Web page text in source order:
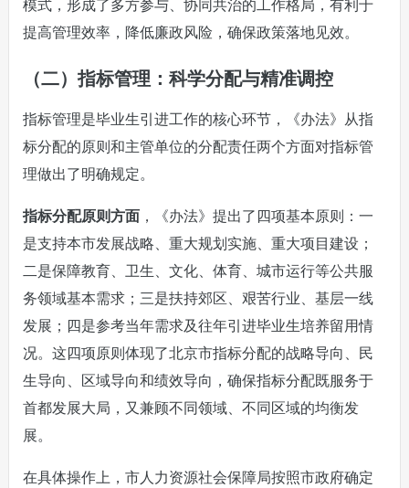
模式，形成了多方参与、协同共治的工作格局，有利于
提高管理效率，降低廉政风险，确保政策落地见效。
（二）指标管理：科学分配与精准调控
指标管理是毕业生引进工作的核心环节，《办法》从指
标分配的原则和主管单位的分配责任两个方面对指标管
理做出了明确规定。
指标分配原则方面，《办法》提出了四项基本原则：一
是支持本市发展战略、重大规划实施、重大项目建设；
二是保障教育、卫生、文化、体育、城市运行等公共服
务领域基本需求；三是扶持郊区、艰苦行业、基层一线
发展；四是参考当年需求及往年引进毕业生培养留用情
况。这四项原则体现了北京市指标分配的战略导向、民
生导向、区域导向和绩效导向，确保指标分配既服务于
首都发展大局，又兼顾不同领域、不同区域的均衡发
展。
在具体操作上，市人力资源社会保障局按照市政府确定